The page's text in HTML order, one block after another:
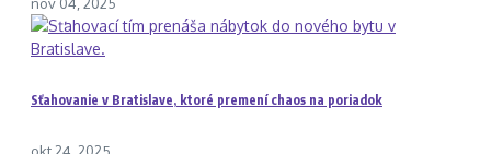
Sťahovanie v Bratislave, ktoré premení chaos na poriadok